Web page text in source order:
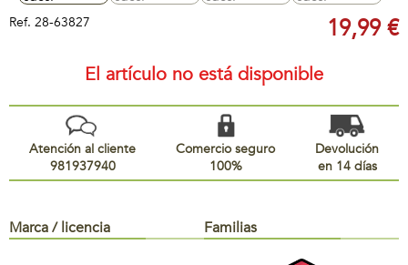
Ref. 28-63827 19,99 €
El artículo no está disponible
Atención al cliente
981937940
Comercio seguro
100%
Devolución
en 14 días
Marca / licencia Familias